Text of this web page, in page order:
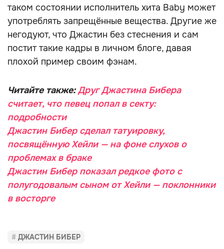
таком состоянии исполнитель хита Baby может
употреблять запрещённые вещества. Другие же
негодуют, что Джастин без стеснения и сам
постит такие кадры в личном блоге, давая
плохой пример своим фэнам.
Читайте также:Друг Джастина Бибера
считает, что певец попал в секту:
подробности
Джастин Бибер сделал татуировку,
посвящённую Хейли — на фоне слухов о
проблемах в браке
Джастин Бибер показал редкое фото с
полугодовалым сыном от Хейли — поклонники
в восторге
ДЖАСТИН БИБЕР